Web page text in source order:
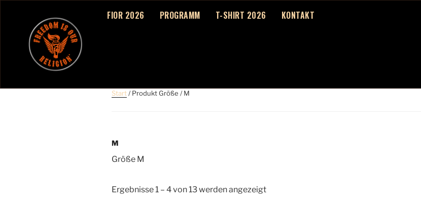
FIOR 2026 PROGRAMM T-SHIRT 2026 KONTAKT
Start/ Produkt Größe / M
M
Größe M
Ergebnisse 1 – 4 von 13 werden angezeigt